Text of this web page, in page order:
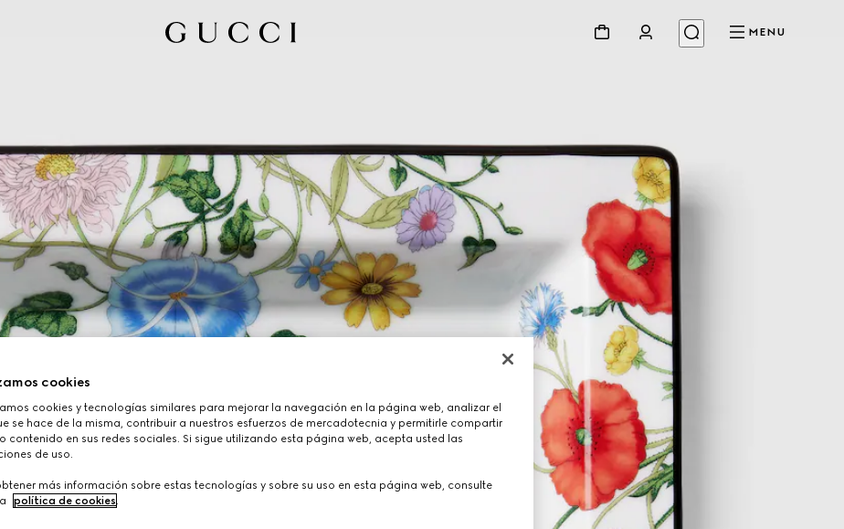
MENU
cookies
cookies y tecnologías similares para mejorar la navegación en la página web, analizar el
se hace de la misma, contribuir a nuestros esfuerzos de mercadotecnia y permitirle compartir
contenido en sus redes sociales. Si sigue utilizando esta página web, acepta usted las
de uso.
más información sobre estas tecnologías y sobre su uso en esta página web, consulte
política de cookies